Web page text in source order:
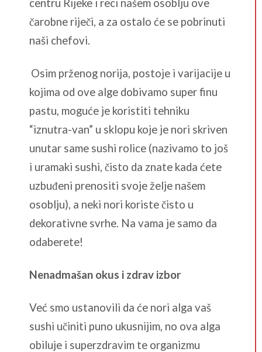
centru Rijeke i reci našem osoblju ove
čarobne riječi, a za ostalo će se pobrinuti
naši chefovi.
Osim prženog norija, postoje i varijacije u
kojima od ove alge dobivamo super finu
pastu, moguće je koristiti tehniku
“iznutra-van” u sklopu koje je nori skriven
unutar same sushi rolice (nazivamo to još
i uramaki sushi, čisto da znate kada ćete
uzbuđeni prenositi svoje želje našem
osoblju), a neki nori koriste čisto u
dekorativne svrhe. Na vama je samo da
odaberete!
Nenadmašan okus i zdrav izbor
Već smo ustanovili da će nori alga vaš
sushi učiniti puno ukusnijim, no ova alga
obiluje i superzdravim te organizmu